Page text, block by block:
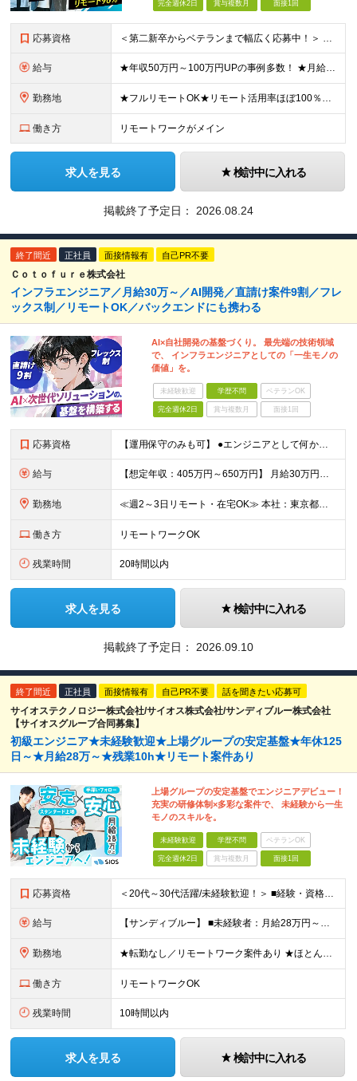
完全週休2日 賞与複数月 面接1回
応募資格 ＜第二新卒からベテランまで幅広く応募中！＞ ■学歴不問 ■何かしらのエンジニア経験が1年以上ある方 └ひとりでプロジェクトに参画できるレベルを想定しています。
給与 ★年収50万円～100万円UPの事例多数！ ★月給30万円～90万円＋賞与年1回 ★還元率は最大85% ※経験・スキルを考慮して決定します ※上記⾦額には、固定残業代（30時間分／5万7000円以上
勤務地 ★フルリモートOK★リモート活用率ほぼ100％★転居を伴う転勤なし 事務所または東京都内・関東エリアのプロジェクト先への配属となります。 ------------------------- 【本社】東
働き方 リモートワークがメイン
求人を見る 検討中に入れる
掲載終了予定日： 2026.08.24
終了間近 正社員 面接情報有 自己PR不要
Ｃｏｔｏｆｕｒｅ株式会社
インフラエンジニア／月給30万～／AI開発／直請け案件9割／フレ
ックス制／リモートOK／バックエンドにも携わる
AI×自社開発の基盤づくり。 最先端の技術領域
で、 インフラエンジニアとしての「一生モノの
価値」を。
未経験歓迎 学歴不問 ベテランOK
完全週休2日 賞与複数月 面接1回
応募資格 【運用保守のみも可】 ●エンジニアとして何かしらの開発経験 ※経験年数1～2年の方から、3年以上の方など幅広く募集しています！ ●学歴不問 ＼こんな方はぜひご応募ください／ ★Pythonでの開発経
給与 【想定年収：405万円～650万円】 月給30万円～＋賞与年1回＋各種手当 ※経験・スキルを考慮して決定いたします ※試用期間6ヶ月（期間中の待遇に差異はありません） ※固定残業代（40時間分／7
勤務地 ≪週2～3日リモート・在宅OK≫ 本社：東京都千代田区神田須田町2-1-1 MA SQUARE AKIHABARA 8F ※転勤なし ※変更の範囲：上記を除く当社関連勤務地
働き方 リモートワークOK
残業時間 20時間以内
求人を見る 検討中に入れる
掲載終了予定日： 2026.09.10
終了間近 正社員 面接情報有 自己PR不要 話を聞きたい応募可
サイオステクノロジー株式会社/サイオス株式会社/サンディブルー株式会社
【サイオスグループ合同募集】
初級エンジニア★未経験歓迎★上場グループの安定基盤★年休125
日～★月給28万～★残業10h★リモート案件あり
上場グループの安定基盤でエンジニアデビュー！
充実の研修体制×多彩な案件で、 未経験から一生
モノのスキルを。
未経験歓迎 学歴不問 ベテランOK
完全週休2日 賞与複数月 面接1回
応募資格 ＜20代～30代活躍/未経験歓迎！＞ ■経験・資格不問 ■学歴不問 ＜このような方にオススメです◎＞ ・安定した上場企業グループでキャリアを築きたい方 ・未経験から手に職をつけたい方 ・周囲とのコミ
給与 【サンディブルー】 ■未経験者：月給28万円～（固定残業代20h分/3万4392円～含む） ■経験者：月給35万円～80万円（固定残業代20h分/4万6296円～含む） ※入社後半年間は契約社員、正社
勤務地 ★転勤なし／リモートワーク案件あり ★ほとんどの社員が在宅制度を利用しています 各拠点、もしくは案件先のクライアントオフィス、在宅リモート。 ■サイオス・サイオステクノロジー：東京都港区南麻布2-
働き方 リモートワークOK
残業時間 10時間以内
求人を見る 検討中に入れる